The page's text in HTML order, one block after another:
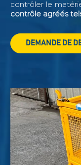
contrôler le
contrôle agréés
DEMANDE DE